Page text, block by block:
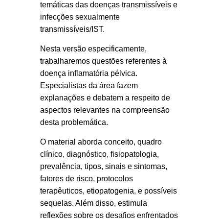
temáticas das doenças transmissíveis e
infecções sexualmente
transmissíveis/IST.
Nesta versão especificamente,
trabalharemos questões referentes à
doença inflamatória pélvica.
Especialistas da área fazem
explanações e debatem a respeito de
aspectos relevantes na compreensão
desta problemática.
O material aborda conceito, quadro
clínico, diagnóstico, fisiopatologia,
prevalência, tipos, sinais e sintomas,
fatores de risco, protocolos
terapêuticos, etiopatogenia, e possíveis
sequelas. Além disso, estimula
reflexões sobre os desafios enfrentados